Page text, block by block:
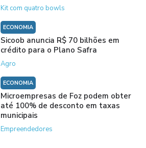
Kit com quatro bowls
ECONOMIA
Sicoob anuncia R$ 70 bilhões em
crédito para o Plano Safra
Agro
ECONOMIA
Microempresas de Foz podem obter
até 100% de desconto em taxas
municipais
Empreendedores